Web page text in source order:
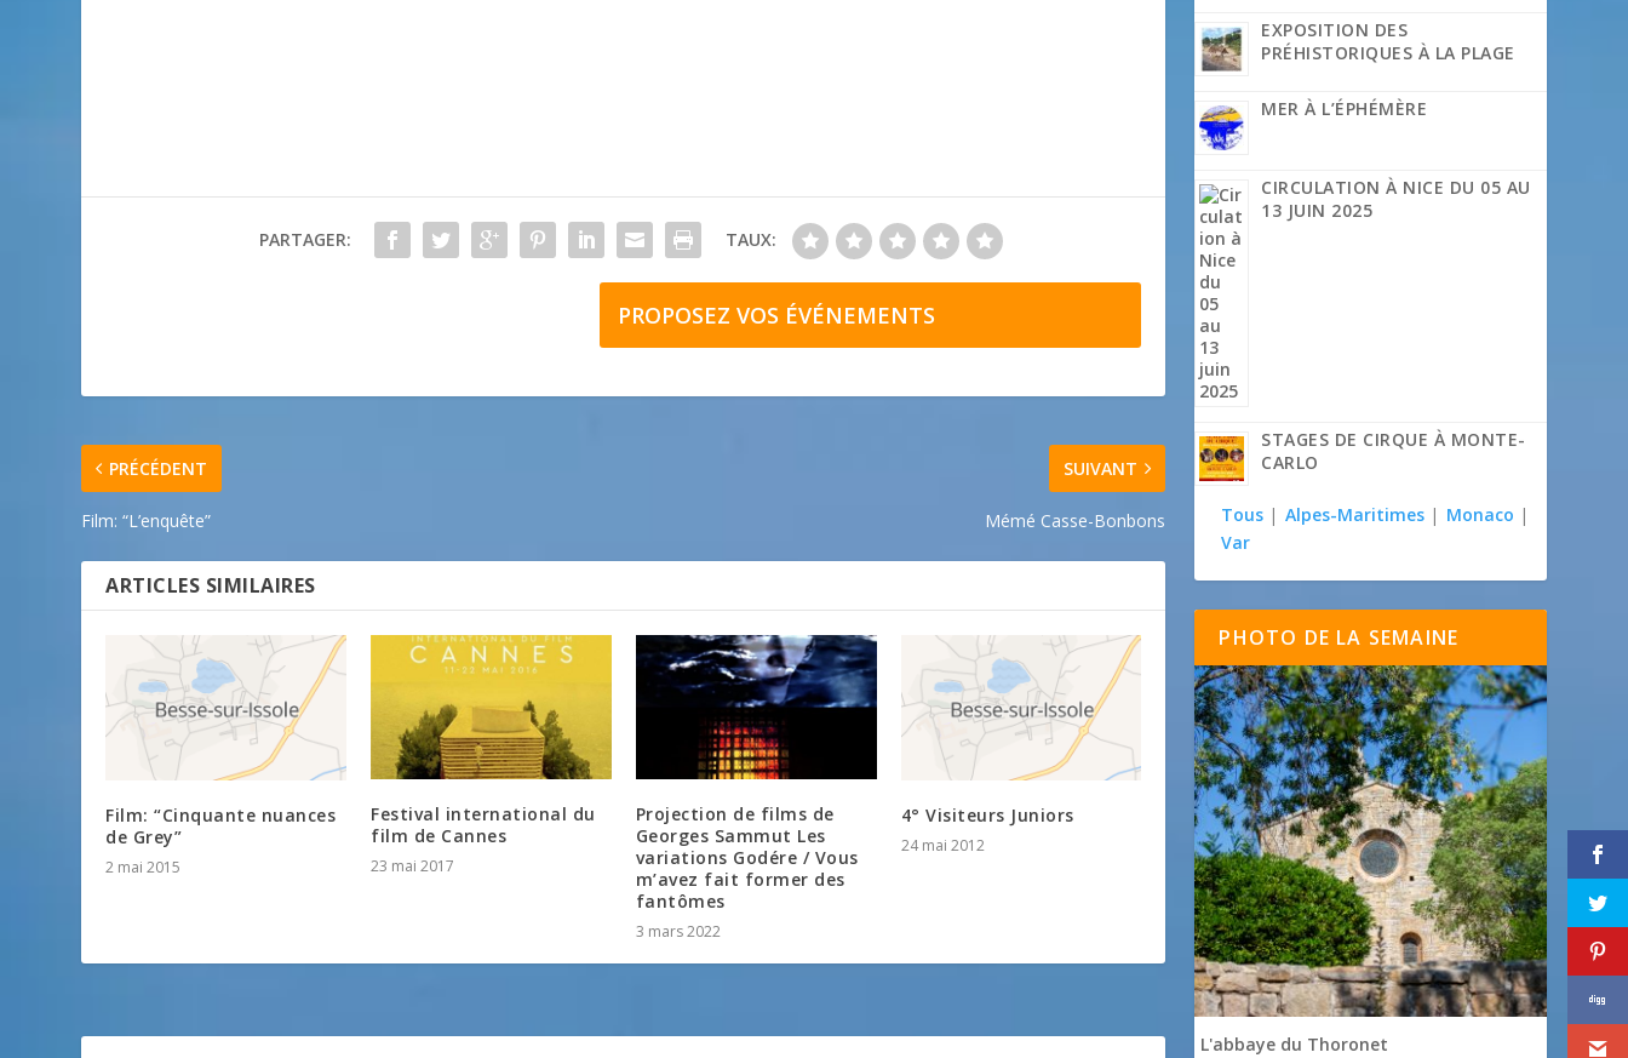
PARTAGER: TAUX:
PROPOSEZ VOS ÉVÉNEMENTS
PRÉCÉDENT
Film: “L’enquête”
SUIVANT
Mémé Casse-Bonbons
ARTICLES SIMILAIRES
Film: “Cinquante nuances
de Grey”
2 mai 2015
Festival international du
film de Cannes
23 mai 2017
Projection de films de
Georges Sammut Les
variations Godére / Vous
m’avez fait former des
fantômes
3 mars 2022
4° Visiteurs Juniors
24 mai 2012
EXPOSITION DES
PRÉHISTORIQUES À LA PLAGE
MER À L’ÉPHÉMÈRE
CIRCULATION À NICE DU 05 AU
13 JUIN 2025
STAGES DE CIRQUE À MONTE-
CARLO
Tous | Alpes-Maritimes | Monaco |
Var
PHOTO DE LA SEMAINE
L'abbaye du Thoronet